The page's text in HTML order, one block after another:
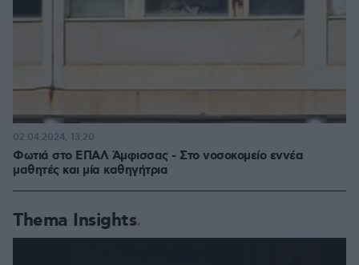
Φωτιά στο ΕΠΑΛ Άμφισσας - Στο νοσοκομείο εννέα
μαθητές και μία καθηγήτρια
02.04.2024, 13:20
Thema Insights